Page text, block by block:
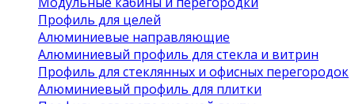
Профиль для целей
Алюминиевые направляющие
Алюминиевый профиль для стекла и витрин
Профиль для стеклянных и офисных перегородок
Алюминиевый профиль для плитки